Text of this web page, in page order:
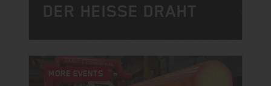
DER HEISSE DRAHT
MORE EVENTS